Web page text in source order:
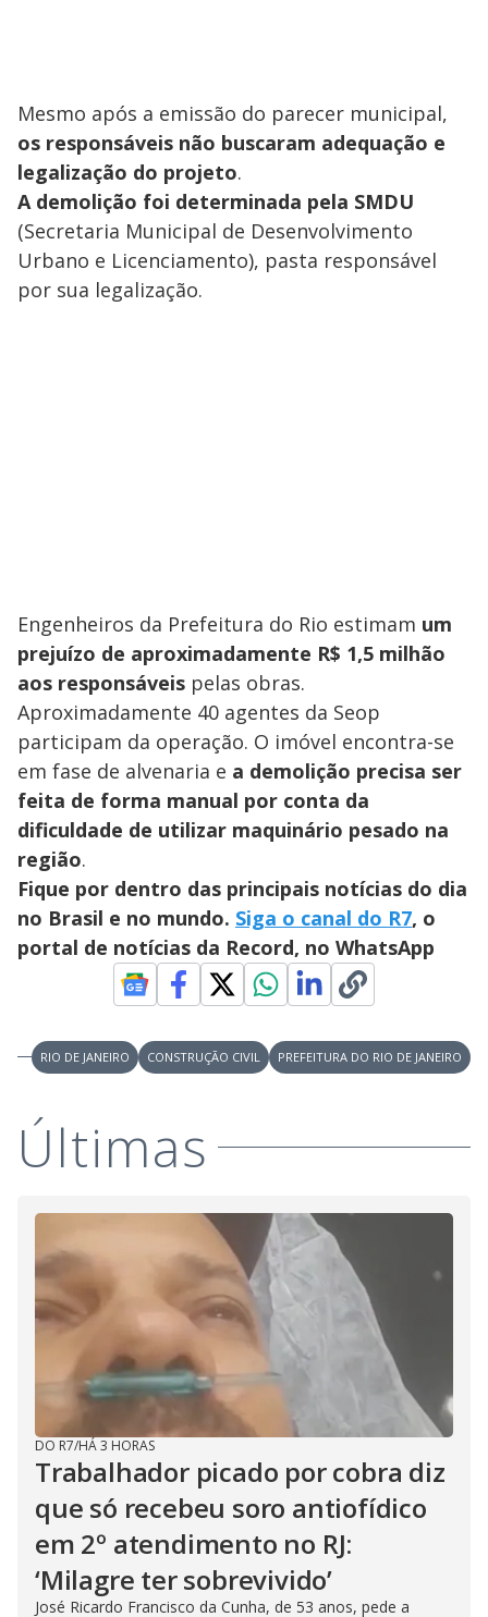
Mesmo após a emissão do parecer municipal,
os responsáveis não buscaram adequação e
legalização do projeto.
A demolição foi determinada pela SMDU
(Secretaria Municipal de Desenvolvimento
Urbano e Licenciamento), pasta responsável
por sua legalização.
Engenheiros da Prefeitura do Rio estimam um
prejuízo de aproximadamente R$ 1,5 milhão
aos responsáveis pelas obras.
Aproximadamente 40 agentes da Seop
participam da operação. O imóvel encontra-se
em fase de alvenaria e a demolição precisa ser
feita de forma manual por conta da
dificuldade de utilizar maquinário pesado na
região.
Fique por dentro das principais notícias do dia
no Brasil e no mundo. Siga o canal do R7, o
portal de notícias da Record, no WhatsApp
RIO DE JANEIRO CONSTRUÇÃO CIVIL PREFEITURA DO RIO DE JANEIRO
Últimas
DO R7/HÁ 3 HORAS
Trabalhador picado por cobra diz
que só recebeu soro antiofídico
em 2º atendimento no RJ:
‘Milagre ter sobrevivido’
José Ricardo Francisco da Cunha, de 53 anos, pede a